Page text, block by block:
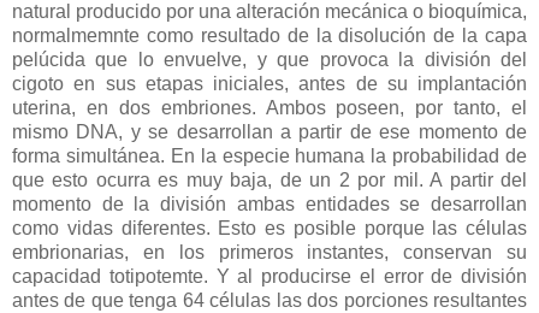
natural producido por una alteración mecánica o bioquímica,
normalmemnte como resultado de la disolución de la capa
pelúcida que lo envuelve, y que provoca la división del
cigoto en sus etapas iniciales, antes de su implantación
uterina, en dos embriones. Ambos poseen, por tanto, el
mismo DNA, y se desarrollan a partir de ese momento de
forma simultánea. En la especie humana la probabilidad de
que esto ocurra es muy baja, de un 2 por mil. A partir del
momento de la división ambas entidades se desarrollan
como vidas diferentes. Esto es posible porque las células
embrionarias, en los primeros instantes, conservan su
capacidad totipotemte. Y al producirse el error de división
antes de que tenga 64 células las dos porciones resultantes